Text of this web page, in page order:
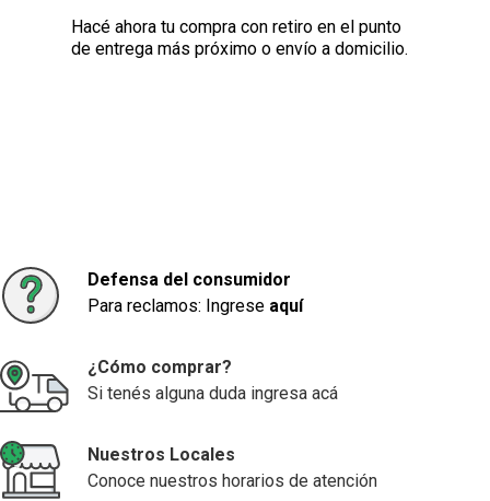
Hacé ahora tu compra con retiro en el punto
de entrega más próximo o envío a domicilio.
Defensa del consumidor
Para reclamos: Ingrese aquí
¿Cómo comprar?
Si tenés alguna duda ingresa acá
Nuestros Locales
Conoce nuestros horarios de atención